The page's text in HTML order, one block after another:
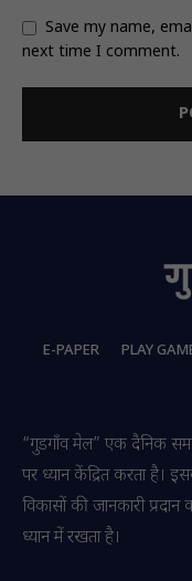
Save my name,
next time I comment.
E-PAPER PLAY
“गुडगाँव मेल” एक दैनिक
पर ध्यान केंद्रित करता है।
विकासों की जानकारी
ध्यान में रखता है।